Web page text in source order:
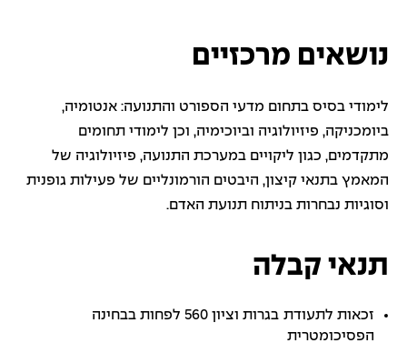
נושאים מרכזיים
לימודי בסיס בתחום מדעי הספורט והתנועה: אנטומיה,
ביומכניקה, פיזיולוגיה וביוכימיה, וכן לימודי תחומים
מתקדמים, כגון ליקויים במערכת התנועה, פיזיולוגיה של
המאמץ בתנאי קיצון, היבטים הורמונליים של פעילות גופנית
וסוגיות נבחרות בניתוח תנועת האדם.
תנאי קבלה
זכאות לתעודת בגרות וציון 560 לפחות בבחינה
הפסיכומטרית